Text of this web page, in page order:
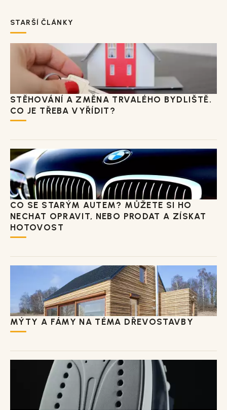
STARŠÍ ČLÁNKY
STĚHOVÁNÍ A ZMĚNA TRVALÉHO BYDLIŠTĚ.
CO JE TŘEBA VYŘÍDIT?
CO SE STARÝM AUTEM? MŮŽETE SI HO
NECHAT OPRAVIT, NEBO PRODAT A ZÍSKAT
HOTOVOST
MÝTY A FÁMY NA TÉMA DŘEVOSTAVBY